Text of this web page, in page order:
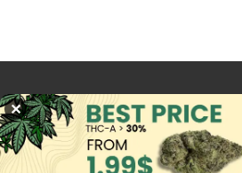
ARTICLE PRÉCÉDENT
Le cannabis est-il légal à
Bali ?
✕